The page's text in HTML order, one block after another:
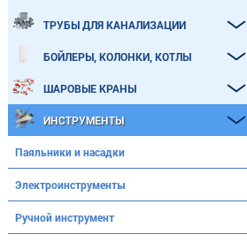
ТРУБЫ ДЛЯ КАНАЛИЗАЦИИ
БОЙЛЕРЫ, КОЛОНКИ, КОТЛЫ
ШАРОВЫЕ КРАНЫ
ИНСТРУМЕНТЫ
Паяльники и насадки
Электроинструменты
Ручной инструмент